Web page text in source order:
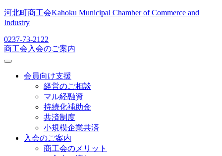
河北町商工会Kahoku Municipal Chamber of Commerce and
Industry
0237-73-2122
商工会入会のご案内
会員向け支援
経営のご相談
マル経融資
持続化補助金
共済制度
小規模企業共済
入会のご案内
商工会のメリット